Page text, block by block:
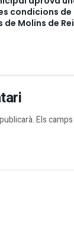
condicions de
de Molins de Rei
Els